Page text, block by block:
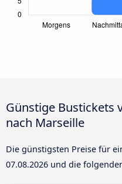
Günstige Bustickets
nach Marseille
Die günstigsten Preise für
07.08.2026 und die